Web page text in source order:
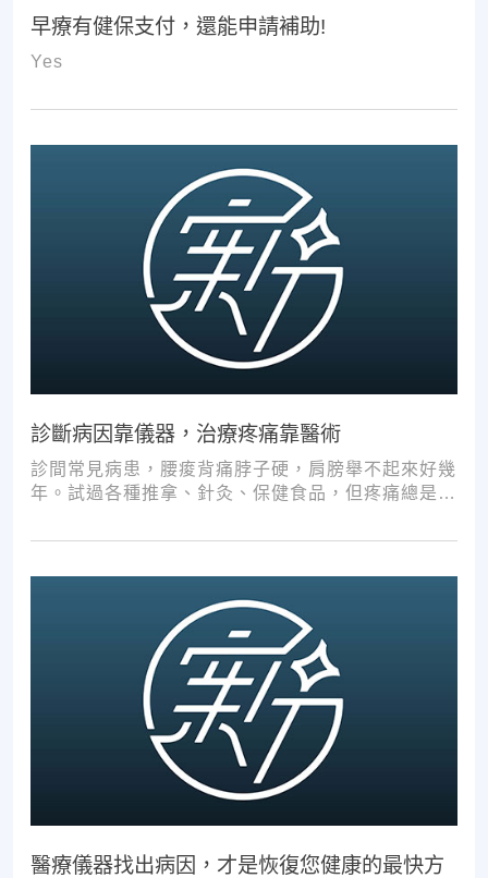
早療有健保支付，還能申請補助!
Yes
診斷病因靠儀器，治療疼痛靠醫術
診間常見病患，腰痠背痛脖子硬，肩膀舉不起來好幾
年。試過各種推拿、針灸、保健食品，但疼痛總是時
醫療儀器找出病因，才是恢復您健康的最快方